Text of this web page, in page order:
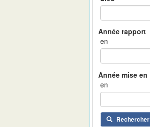
en
en
Rechercher